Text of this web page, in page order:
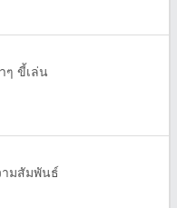
ๆ ขี้เล่น
ามสัมพันธ์